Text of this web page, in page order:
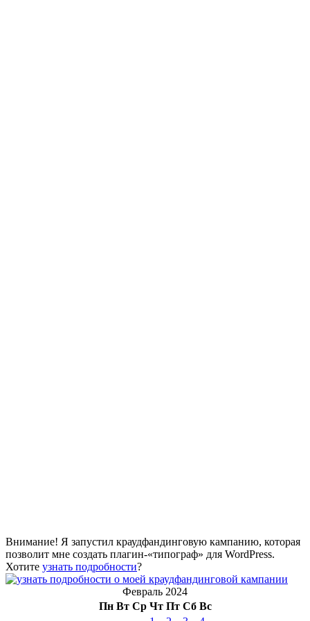
Внимание! Я запустил краудфандинговую кампанию, которая
позволит мне создать плагин-«типограф» для WordPress.
Хотите узнать подробности?
Февраль 2024
Пн Вт Ср Чт Пт Сб Вс